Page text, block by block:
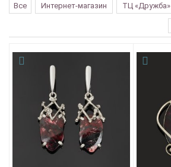
Все
Интернет-магазин ТЦ «Дружба»